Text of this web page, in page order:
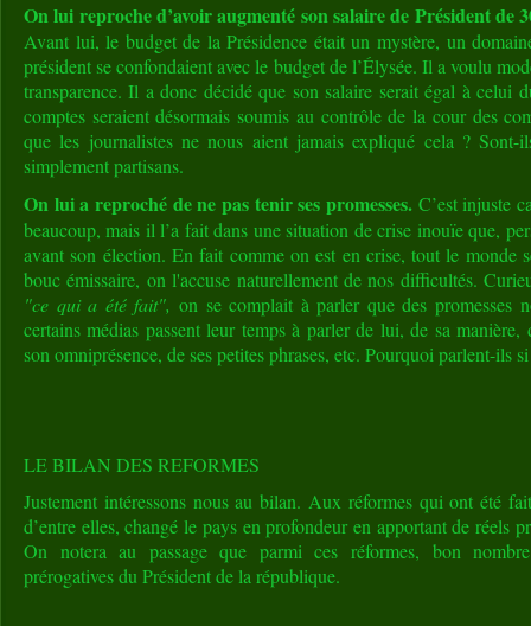
On lui reproche d’avoir augmenté son salaire de Président de
Avant lui, le budget de la Présidence était un mystère, un
président se confondaient avec le budget de l’Élysée. Il a voulu
transparence. Il a donc décidé que son salaire serait égal à celui
comptes seraient désormais soumis au contrôle de la cour des
que les journalistes ne nous aient jamais expliqué cela ?
simplement partisans.
On lui a reproché de ne pas tenir ses promesses. C’est injuste
beaucoup, mais il l’a fait dans une situation de crise inouïe que,
avant son élection. En fait comme on est en crise, tout le monde
bouc émissaire, on l'accuse naturellement de nos difficultés.
"ce qui a été fait", on se complait à parler que des promesses
certains médias passent leur temps à parler de lui, de sa manière,
son omniprésence, de ses petites phrases, etc. Pourquoi parlent-ils
LE BILAN DES REFORMES
Justement intéressons nous au bilan. Aux réformes qui ont été
d’entre elles, changé le pays en profondeur en apportant de réels
On notera au passage que parmi ces réformes, bon
prérogatives du Président de la république.